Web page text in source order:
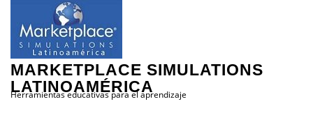
contenido
MARKETPLACE SIMULATIONS
LATINOAMÉRICA
Herramientas educativas para el aprendizaje